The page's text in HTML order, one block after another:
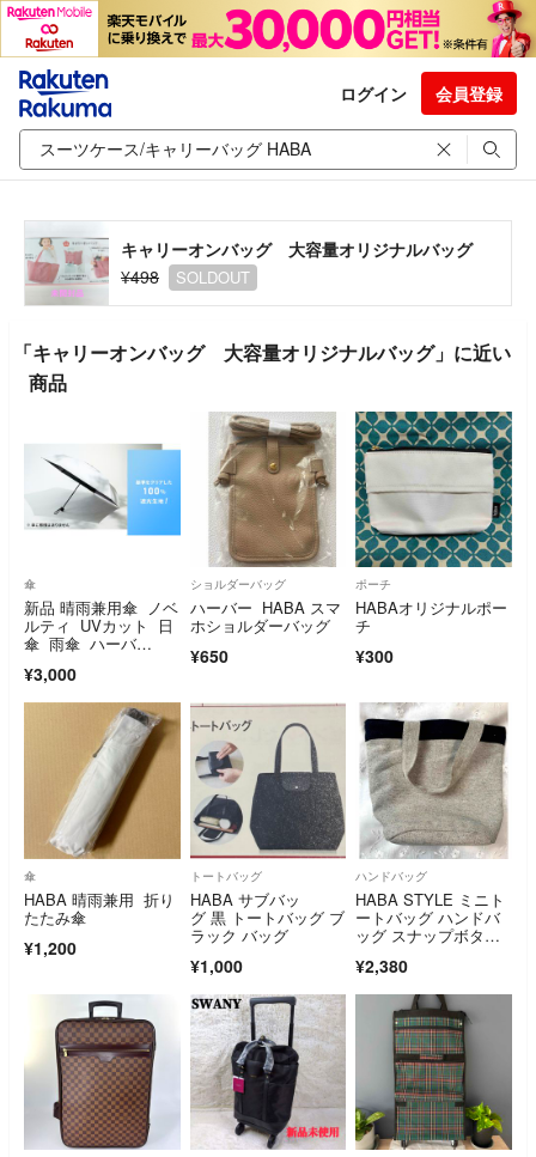
ログイン 会員登録
キャリーオンバッグ 大容量オリジナルバッグ
¥498
SOLDOUT
「キャリーオンバッグ 大容量オリジナルバッグ」に近い
商品
傘
新品 晴雨兼用傘 ノベ
ルティ UVカット 日
傘 雨傘 ハーバ
¥3,000
ショルダーバッグ
ハーバー HABA スマ
ホショルダーバッグ
¥650
ポーチ
HABAオリジナルポー
チ
¥300
傘
HABA 晴雨兼用 折り
たたみ傘
¥1,200
トートバッグ
HABA サブバッ
グ 黒 トートバッグ ブ
ラック バッグ
¥1,000
ハンドバッグ
HABA STYLE ミニト
ートバッグ ハンドバ
ッグ スナップボタ
¥2,380